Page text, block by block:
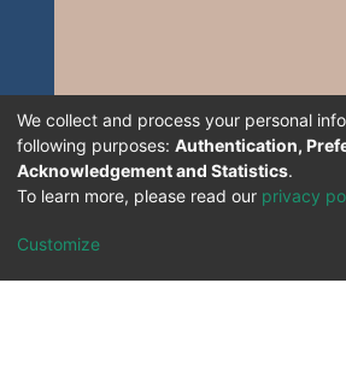
We collect and process your personal
following purposes: Authentication,
Acknowledgement and Statistics.
To learn more, please read our privacy
Customize